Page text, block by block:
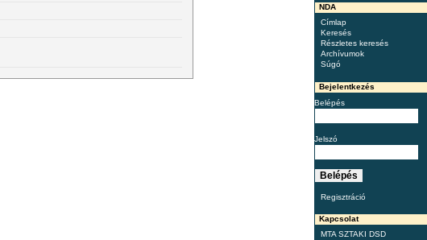
NDA
Címlap
Keresés
Részletes keresés
Archívumok
Súgó
Bejelentkezés
Belépés
Jelszó
Regisztráció
Kapcsolat
MTA SZTAKI DSD